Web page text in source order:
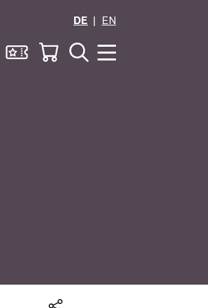
DE
EN